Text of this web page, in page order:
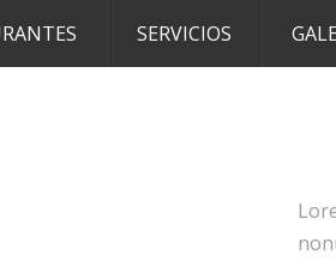
SERVICIOS